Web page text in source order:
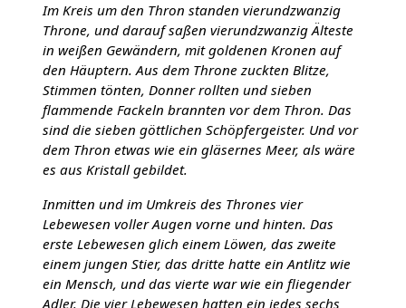
Im Kreis um den Thron standen vierundzwanzig
Throne, und darauf saßen vierundzwanzig Älteste
in weißen Gewändern, mit goldenen Kronen auf
den Häuptern. Aus dem Throne zuckten Blitze,
Stimmen tönten, Donner rollten und sieben
flammende Fackeln brannten vor dem Thron. Das
sind die sieben göttlichen Schöpfergeister. Und vor
dem Thron etwas wie ein gläsernes Meer, als wäre
es aus Kristall gebildet.
Inmitten und im Umkreis des Thrones vier
Lebewesen voller Augen vorne und hinten. Das
erste Lebewesen glich einem Löwen, das zweite
einem jungen Stier, das dritte hatte ein Antlitz wie
ein Mensch, und das vierte war wie ein fliegender
Adler. Die vier Lebewesen hatten ein jedes sechs